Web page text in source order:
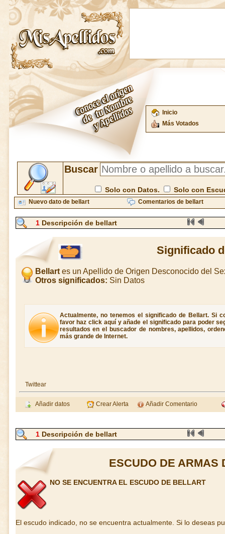
Inicio
Más Votados
Buscar
Solo con Datos. Solo con
Nuevo dato de bellart Comentarios de bellart
1 Descripción de bellart
Significado
Bellartes un Apellido de Origen Desconocido del
Otros significados: Sin Datos
Actualmente, no tenemos el significado de Bellart. Si
favor haz click aquí y añade el significado para poder
resultados en el buscador de nombres, apellidos,
más grande de Internet.
Twittear
Añadir datos Crear Alerta Añadir Comentario
1 Descripción de bellart
ESCUDO DE ARMAS
NO SE ENCUENTRA EL ESCUDO DE BELLART
El escudo indicado, no se encuentra actualmente. Si lo deseas